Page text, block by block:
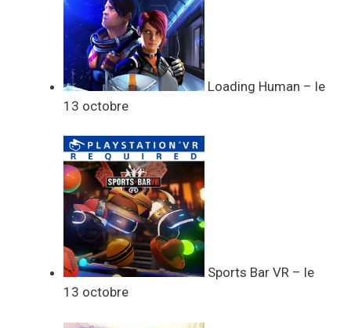
Loading Human – le
13 octobre
Sports Bar VR – le
13 octobre